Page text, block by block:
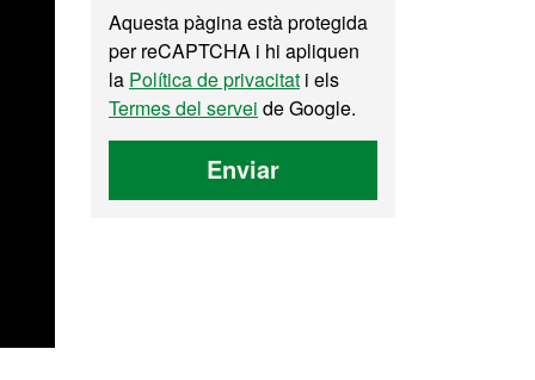
Aquesta pàgina està protegida
per reCAPTCHA i hi apliquen
la Política de privacitat i els
Termes del servei de Google.
Enviar